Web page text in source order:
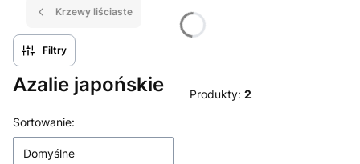
Krzewy liściaste
Filtry
Azalie japońskie Produkty: 2
Lista produktów
Sortowanie:
Domyślne